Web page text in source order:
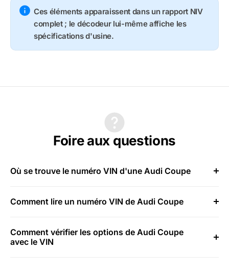
Ces éléments apparaissent dans un rapport NIV
complet ; le décodeur lui-même affiche les
spécifications d'usine.
Foire aux questions
Où se trouve le numéro VIN d'une Audi Coupe
Comment lire un numéro VIN de Audi Coupe
Comment vérifier les options de Audi Coupe
avec le VIN